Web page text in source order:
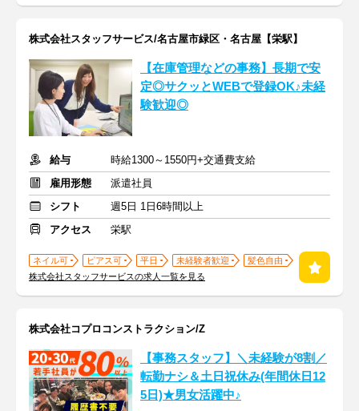
株式会社スタッフサービス/名古屋市緑区・名古屋【栄駅】
【在庫管理などの事務】長期で安
定◎サクッとWEBで登録OK♪未経
験歓迎◎
給与
時給1300～1550円+交通費支給
雇用形態
派遣社員
シフト
週5日 1日6時間以上
アクセス
栄駅
ネイル可 ピアス可 平日 未経験者歓迎
髪色自由
株式会社スタッフサービスの求人一覧を見る
株式会社コプロコンストラクション/Z
【事務スタッフ】＼未経験が8割／
転勤ナシ＆土日祝休み(年間休日12
5日)★男女活躍中♪